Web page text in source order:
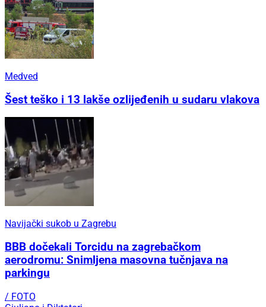
Medved
Šest teško i 13 lakše ozlijeđenih u sudaru vlakova
Navijački sukob u Zagrebu
BBB dočekali Torcidu na zagrebačkom
aerodromu: Snimljena masovna tučnjava na
parkingu
/ FOTO